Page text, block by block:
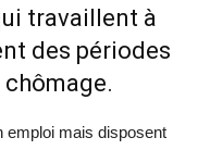
travaillent à
des périodes
emploi mais disposent